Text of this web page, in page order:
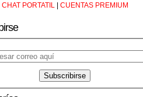
CHAT PORTATIL | CUENTAS PREMIUM